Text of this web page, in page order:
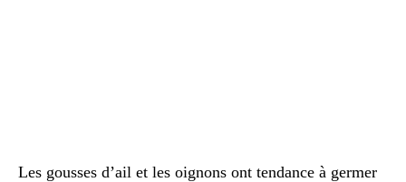
Les gousses d’ail et les oignons ont tendance à germer